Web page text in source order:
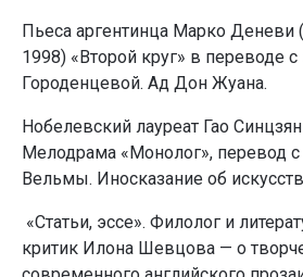
Пьеса аргентинца Марко Деневи
1998) «Второй круг» в переводе
Городенцевой. Ад Дон Жуана.
Нобелевский лауреат Гао
Мелодрама «Монолог», перевод
Вельмы. Иносказание об
«Статьи, эссе». Филолог и
критик Илона Шевцова — о